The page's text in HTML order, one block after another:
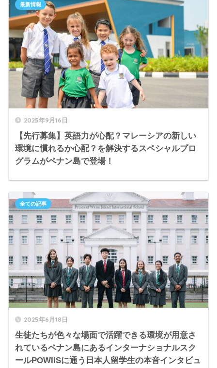
2025年9月16日
【先行募集】英語力が心配？マレーシアの新しい
環境に慣れるか心配？を解決するスペシャルプロ
グラムがペナン島で登場！
最新情報
2025年6月18日
生徒たちが色々な場面で活躍できる環境が用意さ
れているペナン島にあるインターナショナルスク
ールPOWIISに通う日本人留学生の本音インタビュ
全ての記事